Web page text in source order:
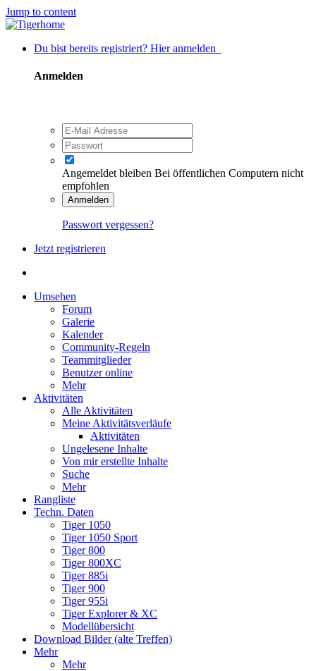
Jump to content
Du bist bereits registriert? Hier anmelden
Anmelden
Angemeldet bleiben Bei öffentlichen Computern nicht
empfohlen
Anmelden
Passwort vergessen?
Jetzt registrieren
Umsehen
Forum
Galerie
Kalender
Community-Regeln
Teammitglieder
Benutzer online
Mehr
Aktivitäten
Alle Aktivitäten
Meine Aktivitätsverläufe
Aktivitäten
Ungelesene Inhalte
Von mir erstellte Inhalte
Suche
Mehr
Rangliste
Techn. Daten
Tiger 1050
Tiger 1050 Sport
Tiger 800
Tiger 800XC
Tiger 885i
Tiger 900
Tiger 955i
Tiger Explorer & XC
Modellübersicht
Download Bilder (alte Treffen)
Mehr
Mehr